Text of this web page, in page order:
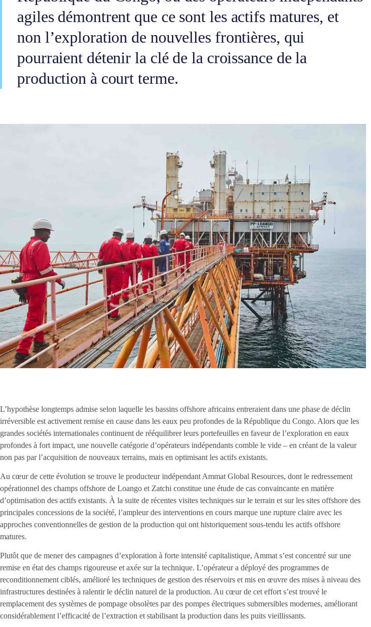
agiles démontrent que ce sont les actifs matures, et
non l’exploration de nouvelles frontières, qui
pourraient détenir la clé de la croissance de la
production à court terme.
L’hypothèse longtemps admise selon laquelle les bassins offshore africains entreraient dans une phase de déclin
irréversible est activement remise en cause dans les eaux peu profondes de la République du Congo. Alors que les
grandes sociétés internationales continuent de rééquilibrer leurs portefeuilles en faveur de l’exploration en eaux
profondes à fort impact, une nouvelle catégorie d’opérateurs indépendants comble le vide – en créant de la valeur
non pas par l’acquisition de nouveaux terrains, mais en optimisant les actifs existants.
Au cœur de cette évolution se trouve le producteur indépendant Ammat Global Resources, dont le redressement
opérationnel des champs offshore de Loango et Zatchi constitue une étude de cas convaincante en matière
d’optimisation des actifs existants. À la suite de récentes visites techniques sur le terrain et sur les sites offshore des
principales concessions de la société, l’ampleur des interventions en cours marque une rupture claire avec les
approches conventionnelles de gestion de la production qui ont historiquement sous-tendu les actifs offshore
matures.
Plutôt que de mener des campagnes d’exploration à forte intensité capitalistique, Ammat s’est concentré sur une
remise en état des champs rigoureuse et axée sur la technique. L’opérateur a déployé des programmes de
reconditionnement ciblés, amélioré les techniques de gestion des réservoirs et mis en œuvre des mises à niveau des
infrastructures destinées à ralentir le déclin naturel de la production. Au cœur de cet effort s’est trouvé le
remplacement des systèmes de pompage obsolètes par des pompes électriques submersibles modernes, améliorant
considérablement l’efficacité de l’extraction et stabilisant la production dans les puits vieillissants.